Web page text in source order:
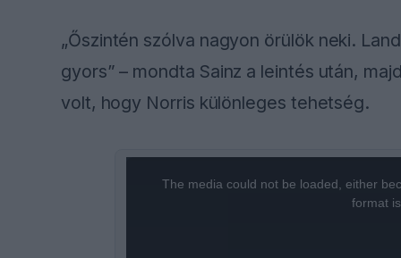
„Őszintén szólva nagyon örülök neki.
gyors” – mondta Sainz a leintés után,
volt, hogy Norris különleges tehetség.
The media could not be loaded, either
format